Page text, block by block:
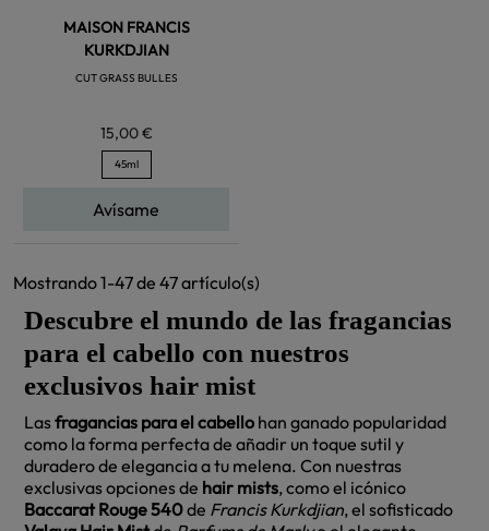
MAISON FRANCIS
KURKDJIAN
CUT GRASS BULLES
15,00 €
45ml
Avísame
Mostrando 1-47 de 47 artículo(s)
Descubre el mundo de las fragancias
para el cabello con nuestros
exclusivos hair mist
Lasfragancias para el cabello han ganado popularidad
como la forma perfecta de añadir un toque sutil y
duradero de elegancia a tu melena. Con nuestras
exclusivas opciones de hair mists, como el icónico
Baccarat Rouge 540de Francis Kurkdjian, el sofisticado